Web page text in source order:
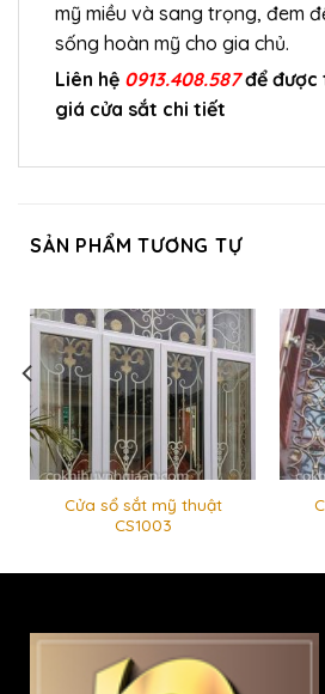
mỹ miều và sang trọng, đem
sống hoàn mỹ cho gia chủ.
Liên hệ 0913.408.587để được
giá cửa sắt chi tiết
SẢN PHẨM TƯƠNG TỰ
Cửa sổ sắt mỹ thuật
CS1003